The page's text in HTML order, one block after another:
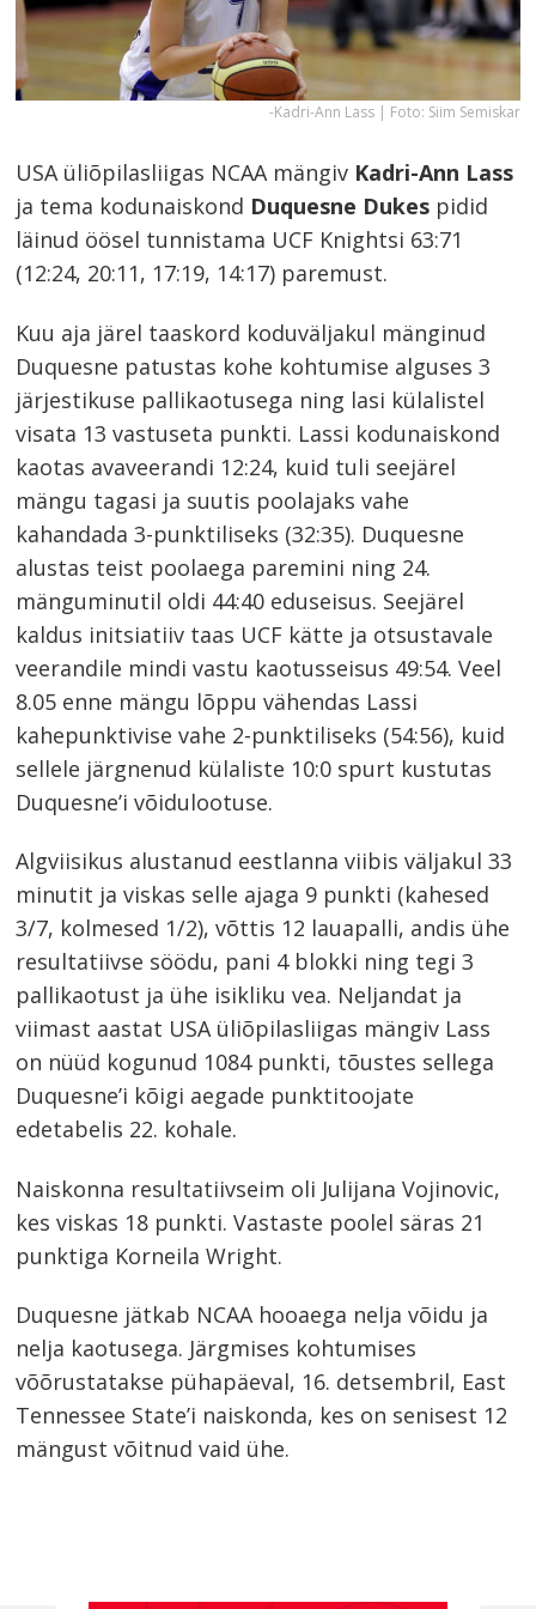
-Kadri-Ann Lass | Foto: Siim Semiskar
USA üliõpilasliigas NCAA mängiv Kadri-Ann Lass
ja tema kodunaiskond Duquesne Dukes pidid
läinud öösel tunnistama UCF Knightsi 63:71
(12:24, 20:11, 17:19, 14:17) paremust.
Kuu aja järel taaskord koduväljakul mänginud
Duquesne patustas kohe kohtumise alguses 3
järjestikuse pallikaotusega ning lasi külalistel
visata 13 vastuseta punkti. Lassi kodunaiskond
kaotas avaveerandi 12:24, kuid tuli seejärel
mängu tagasi ja suutis poolajaks vahe
kahandada 3-punktiliseks (32:35). Duquesne
alustas teist poolaega paremini ning 24.
mänguminutil oldi 44:40 eduseisus. Seejärel
kaldus initsiatiiv taas UCF kätte ja otsustavale
veerandile mindi vastu kaotusseisus 49:54. Veel
8.05 enne mängu lõppu vähendas Lassi
kahepunktivise vahe 2-punktiliseks (54:56), kuid
sellele järgnenud külaliste 10:0 spurt kustutas
Duquesne’i võidulootuse.
Algviisikus alustanud eestlanna viibis väljakul 33
minutit ja viskas selle ajaga 9 punkti (kahesed
3/7, kolmesed 1/2), võttis 12 lauapalli, andis ühe
resultatiivse söödu, pani 4 blokki ning tegi 3
pallikaotust ja ühe isikliku vea. Neljandat ja
viimast aastat USA üliõpilasliigas mängiv Lass
on nüüd kogunud 1084 punkti, tõustes sellega
Duquesne’i kõigi aegade punktitoojate
edetabelis 22. kohale.
Naiskonna resultatiivseim oli Julijana Vojinovic,
kes viskas 18 punkti. Vastaste poolel säras 21
punktiga Korneila Wright.
Duquesne jätkab NCAA hooaega nelja võidu ja
nelja kaotusega. Järgmises kohtumises
võõrustatakse pühapäeval, 16. detsembril, East
Tennessee State’i naiskonda, kes on senisest 12
mängust võitnud vaid ühe.